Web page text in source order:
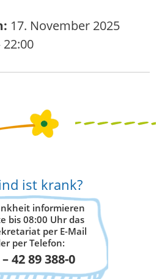
17. November 2025
22:00
ist krank?
informieren
bis 08:00 Uhr das
per E-Mail
per Telefon:
42 89 388-0